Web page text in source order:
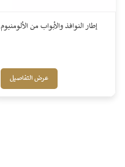
إطار النوافذ والأبواب من الألومنيوم
عرض التفاصيل